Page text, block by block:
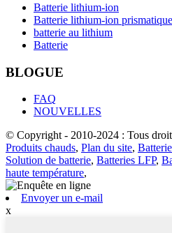
Batterie lithium-ion
Batterie lithium-ion prismatique
batterie au lithium
Batterie
BLOGUE
FAQ
NOUVELLES
© Copyright - 2010-2024 : Tous
Produits chauds, Plan du site,
Solution de batterie, Batteries LFP,
haute température,
Envoyer un e-mail
x